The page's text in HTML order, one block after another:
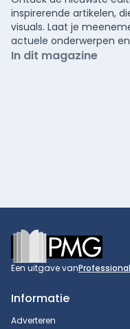
inspirerende artikelen,
visuals. Laat je
actuele onderwerpen
In dit magazine
Footer
Een uitgave van
Informatie
Adverteren